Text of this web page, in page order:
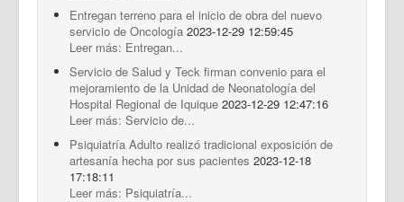
Entregan terreno para el inicio de obra del nuevo
servicio de Oncología 2023-12-29 12:59:45
Leer más: Entregan...
Servicio de Salud y Teck firman convenio para el
mejoramiento de la Unidad de Neonatología del
Hospital Regional de Iquique 2023-12-29 12:47:16
Leer más: Servicio de...
Psiquiatría Adulto realizó tradicional exposición de
artesanía hecha por sus pacientes 2023-12-18
17:18:11
Leer más: Psiquiatría...